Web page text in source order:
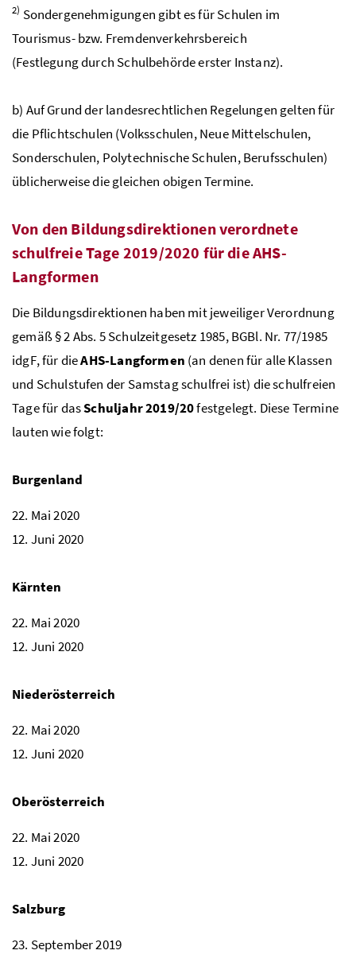
2) Sondergenehmigungen gibt es für Schulen im
Tourismus- bzw. Fremdenverkehrsbereich
(Festlegung durch Schulbehörde erster Instanz).
b) Auf Grund der landesrechtlichen Regelungen gelten für
die Pflichtschulen (Volksschulen, Neue Mittelschulen,
Sonderschulen, Polytechnische Schulen, Berufsschulen)
üblicherweise die gleichen obigen Termine.
Von den Bildungsdirektionen verordnete
schulfreie Tage 2019/2020 für dieAHS-
Langformen
Die Bildungsdirektionen haben mit jeweiliger Verordnung
gemäß § 2Abs. 5 Schulzeitgesetz 1985,BGBl. Nr. 77/1985
idgF, für dieAHS-Langformen (an denen für alle Klassen
und Schulstufen der Samstag schulfrei ist) die schulfreien
Tage für dasSchuljahr 2019/20festgelegt. Diese Termine
lauten wie folgt:
Burgenland
22. Mai 2020
12. Juni 2020
Kärnten
22. Mai 2020
12. Juni 2020
Niederösterreich
22. Mai 2020
12. Juni 2020
Oberösterreich
22. Mai 2020
12. Juni 2020
Salzburg
23. September 2019